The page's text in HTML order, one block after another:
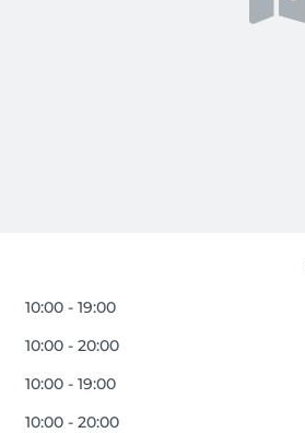
10:00 - 19:00
10:00 - 20:00
10:00 - 19:00
10:00 - 20:00